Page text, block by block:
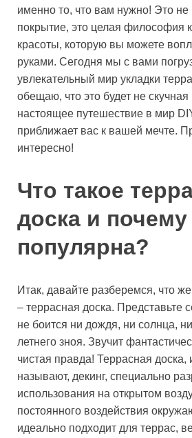
именно то, что вам нужно! Это не
покрытие, это целая философия
красоты, которую вы можете
руками. Сегодня мы с вами
увлекательный мир укладки
обещаю, что это будет не скучная
настоящее путешествие в мир
приближает вас к вашей мечте.
интересно!
Что такое
доска и почему
популярна?
Итак, давайте разберемся, что же
– террасная доска. Представьте
не боится ни дождя, ни солнца,
летнего зноя. Звучит
чистая правда! Террасная доска,
называют, декинг, специально
использования на открытом
постоянного воздействия
идеально подходит для террас,